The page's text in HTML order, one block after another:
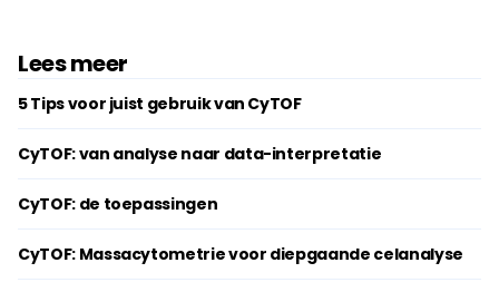
Lees meer
5 Tips voor juist gebruik van CyTOF
CyTOF: van analyse naar data-interpretatie
CyTOF: de toepassingen
CyTOF: Massacytometrie voor diepgaande celanalyse